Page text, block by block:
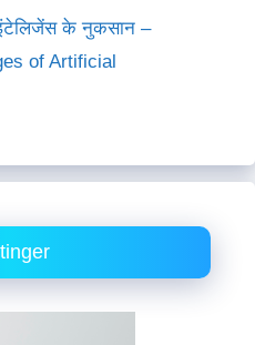
के नुकसान –
of Artificial